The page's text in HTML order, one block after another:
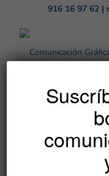
916 16 97 62|
Listado
Estás en: Inicio / éxito